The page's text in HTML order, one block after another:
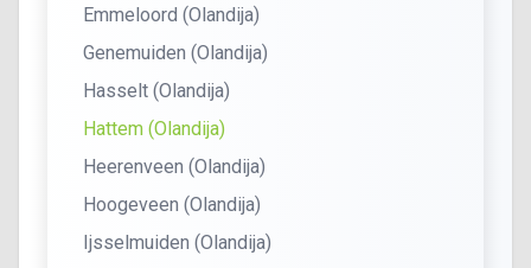
Emmeloord (Olandija)
Genemuiden (Olandija)
Hasselt (Olandija)
Hattem (Olandija)
Heerenveen (Olandija)
Hoogeveen (Olandija)
Ijsselmuiden (Olandija)